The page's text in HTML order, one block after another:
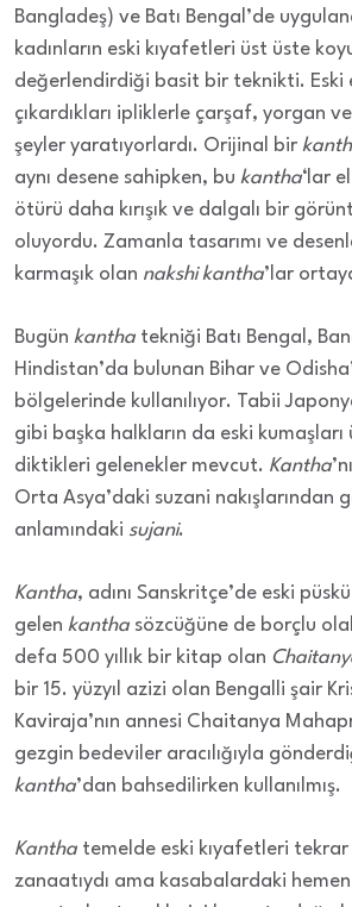
Bangladeş) ve Batı Bengal’de
kadınların eski kıyafetleri üst üste
değerlendirdiği basit bir teknikti. Eski
çıkardıkları ipliklerle çarşaf, yorgan
şeyler yaratıyorlardı. Orijinal bir
aynı desene sahipken, bu kantha‘lar
ötürü daha kırışık ve dalgalı bir
oluyordu. Zamanla tasarımı ve
karmaşık olan nakshi kantha’lar
Bugün kantha tekniği Batı Bengal,
Hindistan’da bulunan Bihar ve
bölgelerinde kullanılıyor. Tabii
gibi başka halkların da eski
diktikleri gelenekler mevcut. Kantha
Orta Asya’daki suzani nakışlarından
anlamındaki sujani.
Kantha, adını Sanskritçe’de eski
gelen kantha sözcüğüne de borçlu
defa 500 yıllık bir kitap olan
bir 15. yüzyıl azizi olan Bengalli şair
Kaviraja’nın annesi Chaitanya
gezgin bedeviler aracılığıyla
kantha’dan bahsedilirken kullanılmış.
Kantha temelde eski kıyafetleri
zanaatıydı ama kasabalardaki hemen